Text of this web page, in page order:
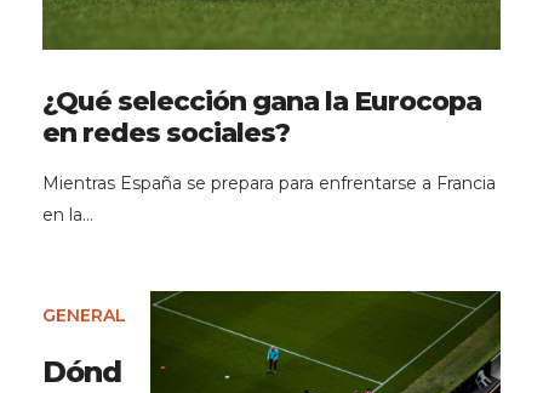
¿Qué selección gana la Eurocopa
en redes sociales?
Mientras España se prepara para enfrentarse a Francia
en la…
GENERAL
Dónd